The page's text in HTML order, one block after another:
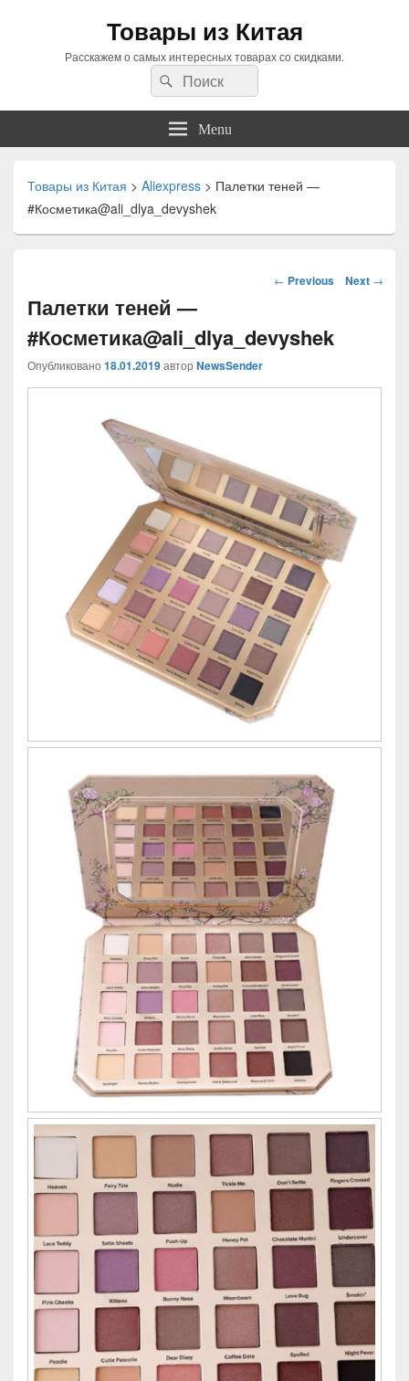
Товары из Китая
Расскажем о самых интересных товарах со скидками.
Search
for:
Search
Menu
Товары из Китая > Aliexpress > Палетки теней —
#Косметика@ali_dlya_devyshek
Навигация
← Previous Next →
Палетки теней —
#Косметика@ali_dlya_devyshek
Опубликовано 18.01.2019автор NewsSender